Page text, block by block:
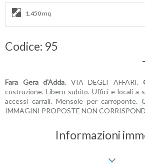
1.450 mq
Codice: 95
Fara Gera d'Adda. VIA DEGLI AFFARI.
costruzione. Libero subito. Uffici e locali a
accessi carrali. Mensole per carroponte.
IMMAGINI PROPOSTE NON
Informazioni